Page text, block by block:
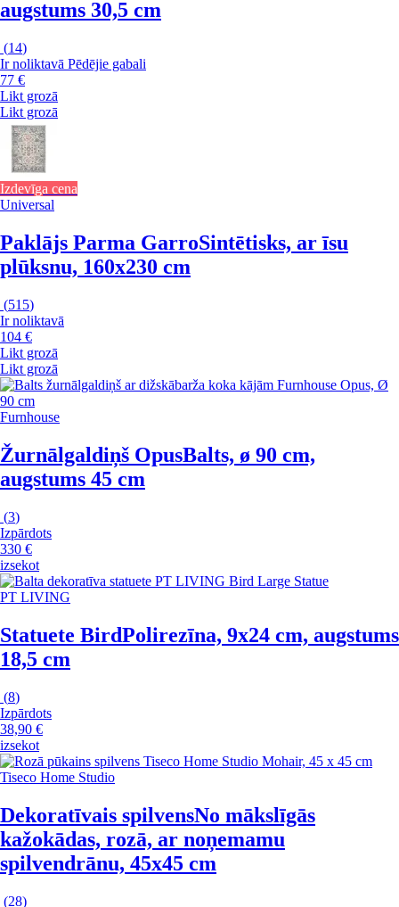
augstums 30,5 cm
(14)
Ir noliktavā Pēdējie gabali
77 €
Likt grozā
Likt grozā
Izdevīga cena
Universal
Paklājs Parma GarroSintētisks, ar īsu
plūksnu, 160x230 cm
(515)
Ir noliktavā
104 €
Likt grozā
Likt grozā
Furnhouse
Žurnālgaldiņš OpusBalts, ø 90 cm,
augstums 45 cm
(3)
Izpārdots
330 €
izsekot
PT LIVING
Statuete BirdPolirezīna, 9x24 cm, augstums
18,5 cm
(8)
Izpārdots
38,90 €
izsekot
Tiseco Home Studio
Dekoratīvais spilvensNo mākslīgās
kažokādas, rozā, ar noņemamu
spilvendrānu, 45x45 cm
(28)